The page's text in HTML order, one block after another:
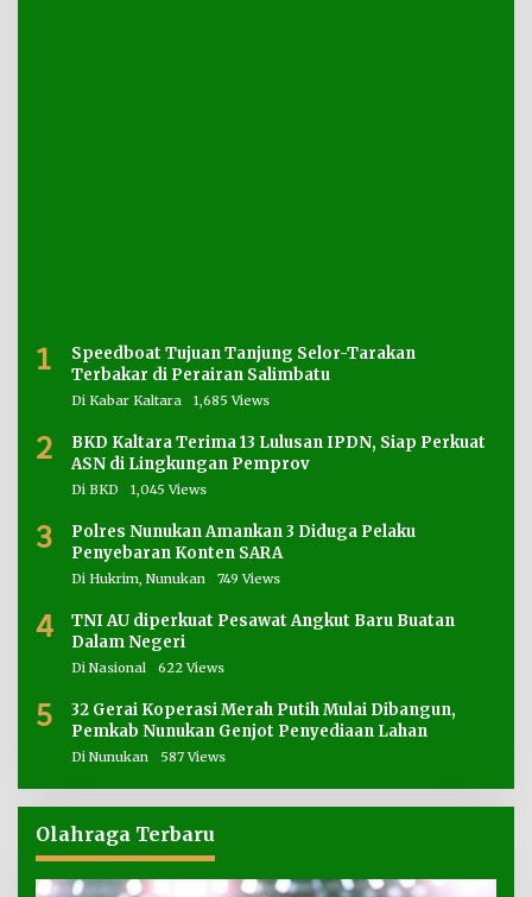
1
Speedboat Tujuan Tanjung Selor-Tarakan
Terbakar di Perairan Salimbatu
Di Kabar Kaltara 1,685 Views
2
BKD Kaltara Terima 13 Lulusan IPDN, Siap Perkuat
ASN di Lingkungan Pemprov
Di BKD 1,045 Views
3
Polres Nunukan Amankan 3 Diduga Pelaku
Penyebaran Konten SARA
Di Hukrim, Nunukan 749 Views
4
TNI AU diperkuat Pesawat Angkut Baru Buatan
Dalam Negeri
Di Nasional 622 Views
5
32 Gerai Koperasi Merah Putih Mulai Dibangun,
Pemkab Nunukan Genjot Penyediaan Lahan
Di Nunukan 587 Views
Olahraga Terbaru